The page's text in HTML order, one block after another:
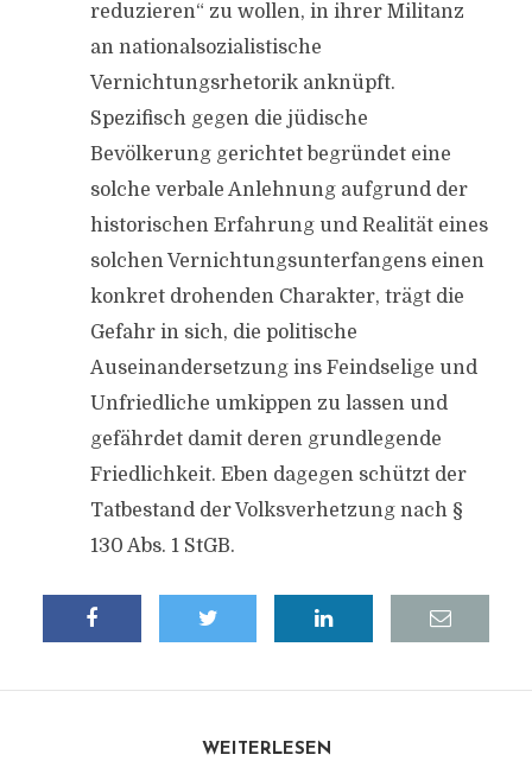
reduzieren“ zu wollen, in ihrer Militanz
an nationalsozialistische
Vernichtungsrhetorik anknüpft.
Spezifisch gegen die jüdische
Bevölkerung gerichtet begründet eine
solche verbale Anlehnung aufgrund der
historischen Erfahrung und Realität eines
solchen Vernichtungsunterfangens einen
konkret drohenden Charakter, trägt die
Gefahr in sich, die politische
Auseinandersetzung ins Feindselige und
Unfriedliche umkippen zu lassen und
gefährdet damit deren grundlegende
Friedlichkeit. Eben dagegen schützt der
Tatbestand der Volksverhetzung nach §
130 Abs. 1 StGB.
WEITERLESEN